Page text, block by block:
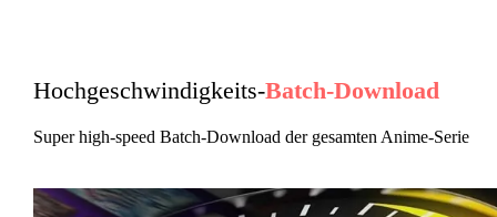
Hochgeschwindigkeits-Batch-Download
Super high-speed Batch-Download der gesamten Anime-Serie